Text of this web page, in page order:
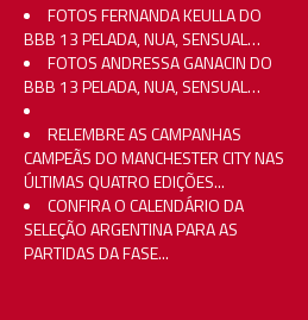
FOTOS FERNANDA KEULLA DO
BBB 13 PELADA, NUA, SENSUAL…
FOTOS ANDRESSA GANACIN DO
BBB 13 PELADA, NUA, SENSUAL…
RELEMBRE AS CAMPANHAS
CAMPEÃS DO MANCHESTER CITY NAS
ÚLTIMAS QUATRO EDIÇÕES...
CONFIRA O CALENDÁRIO DA
SELEÇÃO ARGENTINA PARA AS
PARTIDAS DA FASE...